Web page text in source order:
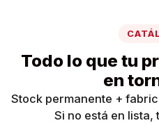
Todo lo que tu
en
Stock permanente +
Si no está en lista,